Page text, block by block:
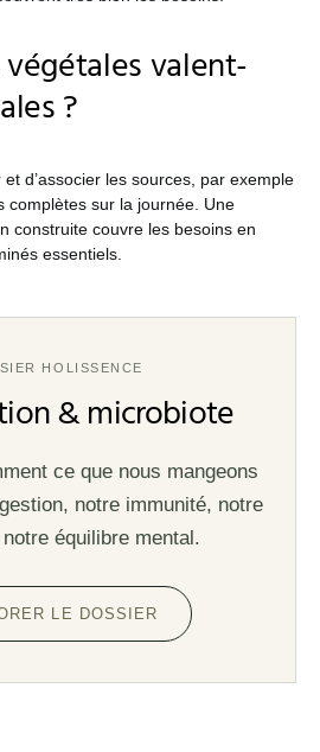
valent-
?
d’associer les sources, par exemple
complètes sur la journée. Une
construite couvre les besoins en
essentiels.
HOLISSENCE
& microbiote
ce que nous mangeons
notre immunité, notre
équilibre mental.
LE DOSSIER